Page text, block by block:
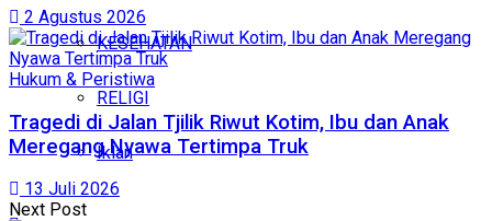
KESEHATAN
RELIGI
Iklan
2 Agustus 2026
Hukum & Peristiwa
Tragedi di Jalan Tjilik Riwut Kotim, Ibu dan Anak
Meregang Nyawa Tertimpa Truk
13 Juli 2026
Next Post